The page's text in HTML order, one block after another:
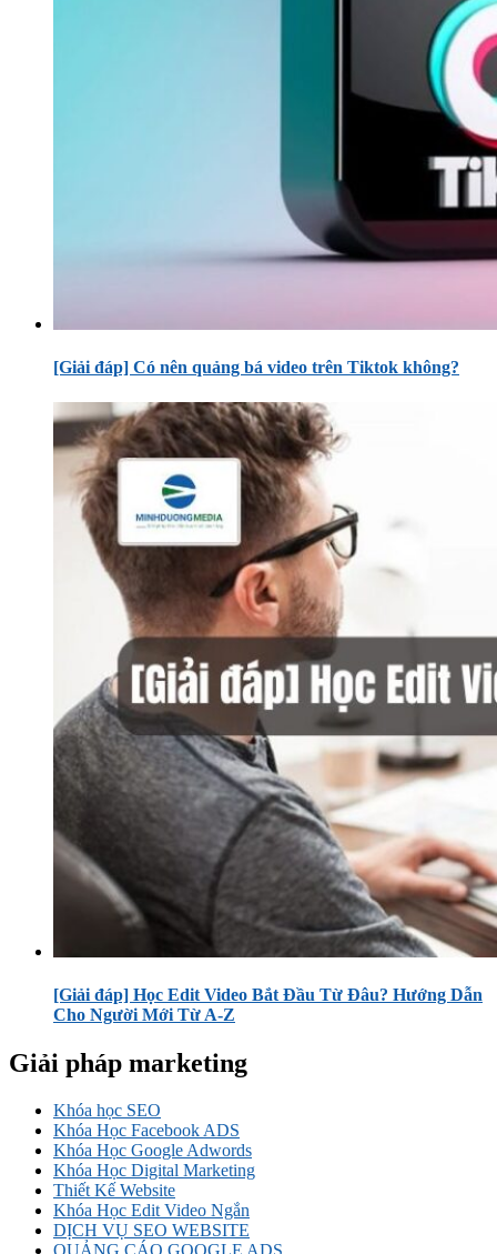
[Giải đáp] Có nên quảng bá video trên Tiktok không?
[Giải đáp] Học Edit Video Bắt Đầu Từ Đâu? Hướng Dẫn
Cho Người Mới Từ A-Z
Giải pháp marketing
Khóa học SEO
Khóa Học Facebook ADS
Khóa Học Google Adwords
Khóa Học Digital Marketing
Thiết Kế Website
Khóa Học Edit Video Ngắn
DỊCH VỤ SEO WEBSITE
QUẢNG CÁO GOOGLE ADS